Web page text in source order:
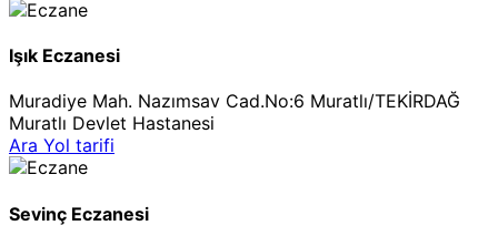
Işık Eczanesi
Muradiye Mah. Nazımsav Cad.No:6 Muratlı/TEKİRDAĞ
Muratlı Devlet Hastanesi
Ara Yol tarifi
Sevinç Eczanesi